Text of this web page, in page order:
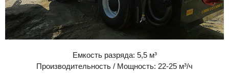
Емкость разряда: 5,5 м³
Производительность / Мощность: 22-25 м³/ч